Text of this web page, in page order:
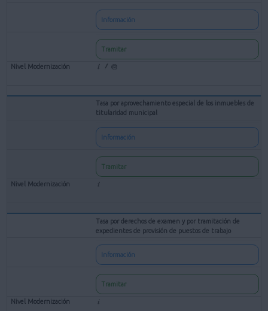
Información
Tramitar
Tasa por aprovechamiento especial de los inmuebles de
titularidad municipal
Información
Tramitar
Tasa por derechos de examen y por tramitación de
expedientes de provisión de puestos de trabajo
Información
Tramitar